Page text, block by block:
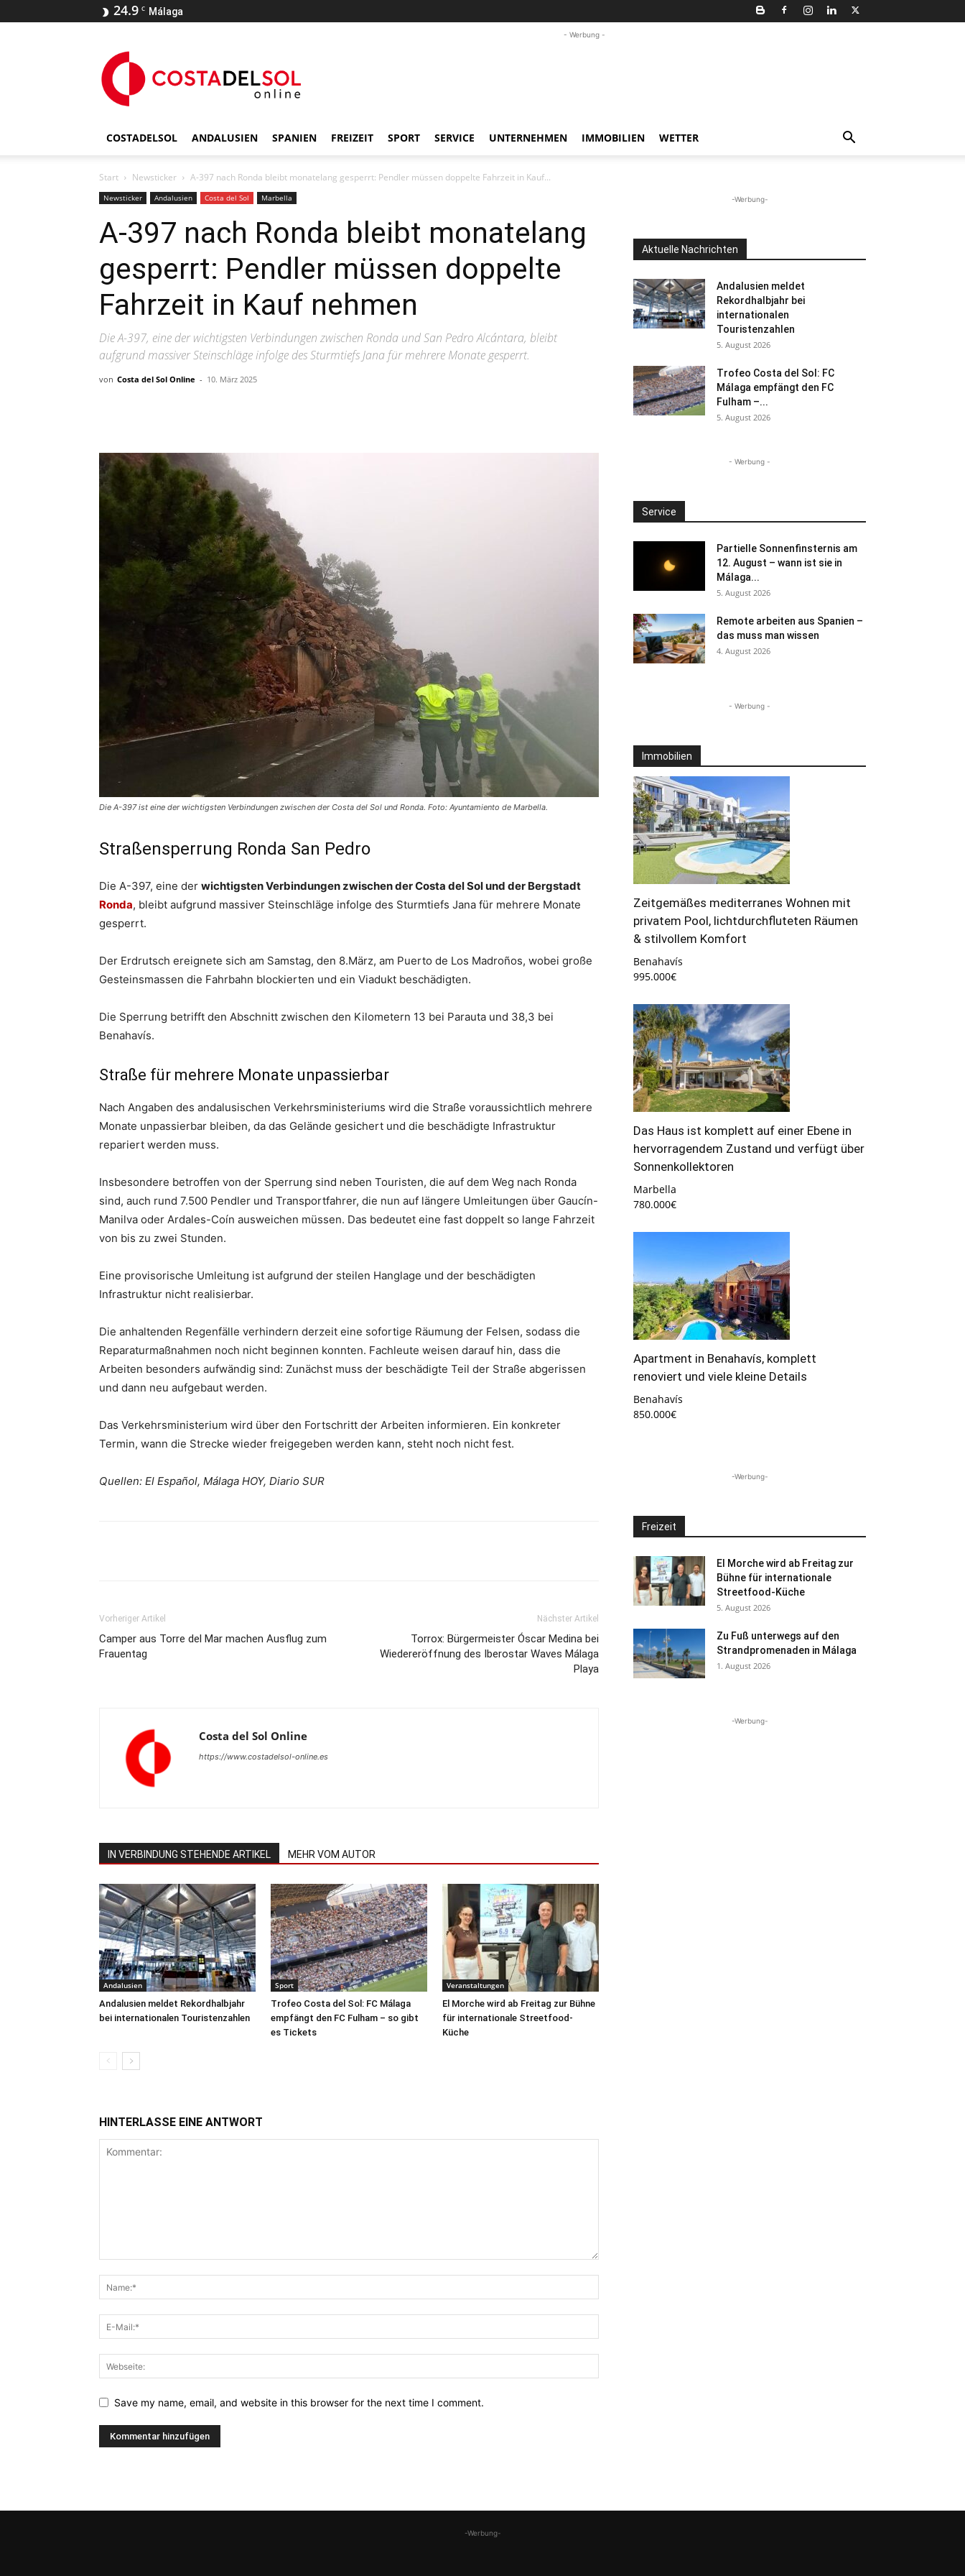
24.9 C Málaga
- Werbung -
COSTADELSOL ANDALUSIEN SPANIEN FREIZEIT SPORT SERVICE UNTERNEHMEN IMMOBILIEN WETTER
Start Newsticker A-397 nach Ronda bleibt monatelang gesperrt: Pendler müssen doppelte Fahrzeit in Kauf...
Newsticker Andalusien Costa del Sol Marbella
A-397 nach Ronda bleibt monatelang
gesperrt: Pendler müssen doppelte
Fahrzeit in Kauf nehmen
Die A-397, eine der wichtigsten Verbindungen zwischen Ronda und San Pedro Alcántara, bleibt
aufgrund massiver Steinschläge infolge des Sturmtiefs Jana für mehrere Monate gesperrt.
von Costa del Sol Online - 10. März 2025
Die A-397 ist eine der wichtigsten Verbindungen zwischen der Costa del Sol und Ronda. Foto: Ayuntamiento de Marbella.
Straßensperrung Ronda San Pedro
Die A-397, eine der wichtigsten Verbindungen zwischen der Costa del Sol und der Bergstadt
Ronda, bleibt aufgrund massiver Steinschläge infolge des Sturmtiefs Jana für mehrere Monate
gesperrt.
Der Erdrutsch ereignete sich am Samstag, den 8.März, am Puerto de Los Madroños, wobei große
Gesteinsmassen die Fahrbahn blockierten und ein Viadukt beschädigten.
Die Sperrung betrifft den Abschnitt zwischen den Kilometern 13 bei Parauta und 38,3 bei
Benahavís.
Straße für mehrere Monate unpassierbar
Nach Angaben des andalusischen Verkehrsministeriums wird die Straße voraussichtlich mehrere
Monate unpassierbar bleiben, da das Gelände gesichert und die beschädigte Infrastruktur
repariert werden muss.
Insbesondere betroffen von der Sperrung sind neben Touristen, die auf dem Weg nach Ronda
sind, auch rund 7.500 Pendler und Transportfahrer, die nun auf längere Umleitungen über Gaucín-
Manilva oder Ardales-Coín ausweichen müssen. Das bedeutet eine fast doppelt so lange Fahrzeit
von bis zu zwei Stunden.
Eine provisorische Umleitung ist aufgrund der steilen Hanglage und der beschädigten
Infrastruktur nicht realisierbar.
Die anhaltenden Regenfälle verhindern derzeit eine sofortige Räumung der Felsen, sodass die
Reparaturmaßnahmen noch nicht beginnen konnten. Fachleute weisen darauf hin, dass die
Arbeiten besonders aufwändig sind: Zunächst muss der beschädigte Teil der Straße abgerissen
und dann neu aufgebaut werden.
Das Verkehrsministerium wird über den Fortschritt der Arbeiten informieren. Ein konkreter
Termin, wann die Strecke wieder freigegeben werden kann, steht noch nicht fest.
Quellen: El Español, Málaga HOY, Diario SUR
Vorheriger Artikel
Camper aus Torre del Mar machen Ausflug zum
Frauentag
Nächster Artikel
Torrox: Bürgermeister Óscar Medina bei
Wiedereröffnung des Iberostar Waves Málaga
Playa
Costa del Sol Online
https://www.costadelsol-online.es
IN VERBINDUNG STEHENDE ARTIKEL MEHR VOM AUTOR
Andalusien
Andalusien meldet Rekordhalbjahr
bei internationalen Touristenzahlen
Sport
Trofeo Costa del Sol: FC Málaga
empfängt den FC Fulham – so gibt
es Tickets
Veranstaltungen
El Morche wird ab Freitag zur Bühne
für internationale Streetfood-
Küche
HINTERLASSE EINE ANTWORT
Save my name, email, and website in this browser for the next time I comment.
-Werbung-
Aktuelle Nachrichten
Andalusien meldet
Rekordhalbjahr bei
internationalen
Touristenzahlen
5. August 2026
Trofeo Costa del Sol: FC
Málaga empfängt den FC
Fulham –...
5. August 2026
- Werbung -
Service
Partielle Sonnenfinsternis am
12. August – wann ist sie in
Málaga...
5. August 2026
Remote arbeiten aus Spanien –
das muss man wissen
4. August 2026
- Werbung -
Immobilien
Zeitgemäßes mediterranes Wohnen mit
privatem Pool, lichtdurchfluteten Räumen
& stilvollem Komfort
Benahavís
995.000€
Das Haus ist komplett auf einer Ebene in
hervorragendem Zustand und verfügt über
Sonnenkollektoren
Marbella
780.000€
Apartment in Benahavís, komplett
renoviert und viele kleine Details
Benahavís
850.000€
-Werbung-
Freizeit
El Morche wird ab Freitag zur
Bühne für internationale
Streetfood-Küche
5. August 2026
Zu Fuß unterwegs auf den
Strandpromenaden in Málaga
1. August 2026
-Werbung-
-Werbung-